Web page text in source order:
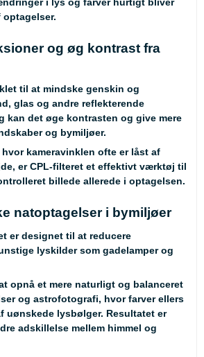
og øg kontrast fra
til at mindske genskin og
glas og andre reflekterende
kan det øge kontrasten og give mere
og bymiljøer.
kameravinklen ofte er låst af
er CPL-filteret et effektivt værktøj til
billede allerede i optagelsen.
natoptagelser i bymiljøer
er designet til at reducere
lyskilder som gadelamper og
opnå et mere naturligt og balanceret
og astrofotografi, hvor farver ellers
uønskede lysbølger. Resultatet er
adskillelse mellem himmel og